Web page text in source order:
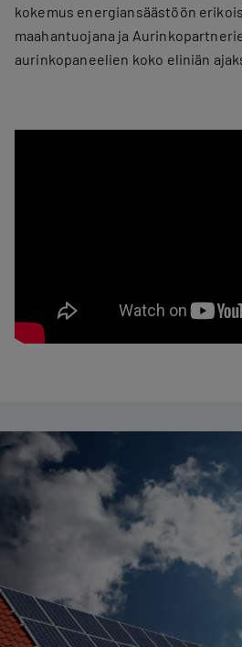
kokemus energiansäästöön
maahantuojana ja
aurinkopaneelien koko eliniän